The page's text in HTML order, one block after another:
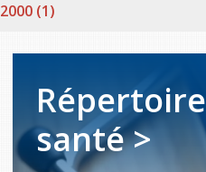
2000 (1)
Répertoire
santé >